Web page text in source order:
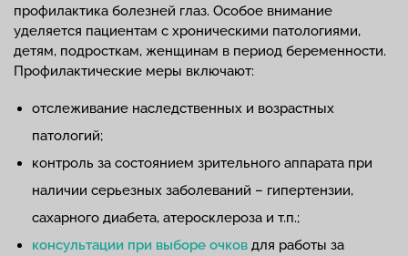
профилактика болезней глаз. Особое внимание
уделяется пациентам с хроническими патологиями,
детям, подросткам, женщинам в период беременности.
Профилактические меры включают:
отслеживание наследственных и возрастных
патологий;
контроль за состоянием зрительного аппарата при
наличии серьезных заболеваний – гипертензии,
сахарного диабета, атеросклероза и т.п.;
консультации при выборе очков для работы за